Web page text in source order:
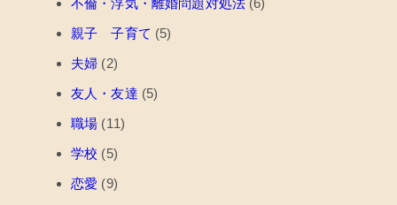
不倫・浮気・離婚問題対処法(6)
親子 子育て (5)
夫婦 (2)
友人・友達 (5)
職場 (11)
学校 (5)
恋愛 (9)